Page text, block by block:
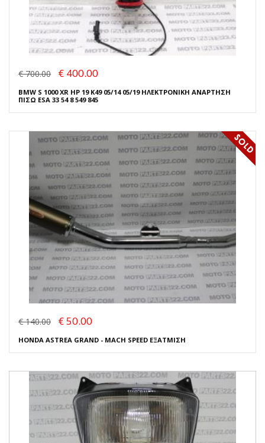
€ 700.00 € 400.00
BMW S 1000 XR HP 19 K49 05/14 05/19 ΗΛΕΚΤΡΟΝΙΚΗ ΑΝΑΡΤΗΣΗ
ΠΙΣΩ ESA 33 54 8 549 845
€ 140.00 € 50.00
HONDA ASTREA GRAND - MACH SPEED ΕΞΑΤΜΙΣΗ